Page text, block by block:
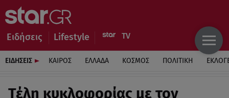
Ειδήσεις Lifestyle
ΕΙΔΗΣΕΙΣ ΚΑΙΡΟΣ ΕΛΛΑΔΑ ΚΟΣΜΟΣ ΠΟΛΙΤΙΚΗ
Τέλη κυκλοφορίας με τον